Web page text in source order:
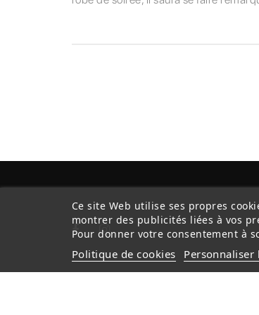
Ce site Web utilise ses propres
montrer des publicités liées à vos
Pour donner votre consentement à
Politique de cookies Personnaliser